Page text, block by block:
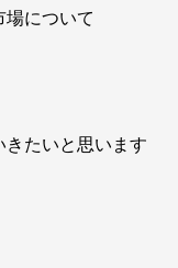
場について
たいと思います